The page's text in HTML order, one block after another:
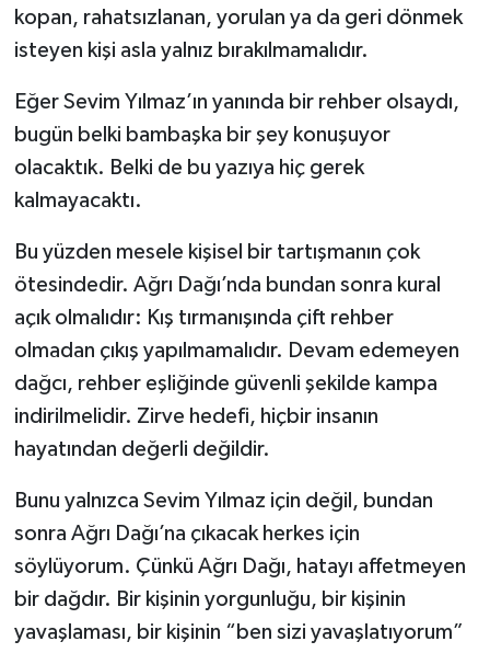
kopan, rahatsızlanan, yorulan ya da geri dönmek
isteyen kişi asla yalnız bırakılmamalıdır.
Eğer Sevim Yılmaz’ın yanında bir rehber olsaydı,
bugün belki bambaşka bir şey konuşuyor
olacaktık. Belki de bu yazıya hiç gerek
kalmayacaktı.
Bu yüzden mesele kişisel bir tartışmanın çok
ötesindedir. Ağrı Dağı’nda bundan sonra kural
açık olmalıdır: Kış tırmanışında çift rehber
olmadan çıkış yapılmamalıdır. Devam edemeyen
dağcı, rehber eşliğinde güvenli şekilde kampa
indirilmelidir. Zirve hedefi, hiçbir insanın
hayatından değerli değildir.
Bunu yalnızca Sevim Yılmaz için değil, bundan
sonra Ağrı Dağı’na çıkacak herkes için
söylüyorum. Çünkü Ağrı Dağı, hatayı affetmeyen
bir dağdır. Bir kişinin yorgunluğu, bir kişinin
yavaşlaması, bir kişinin “ben sizi yavaşlatıyorum”